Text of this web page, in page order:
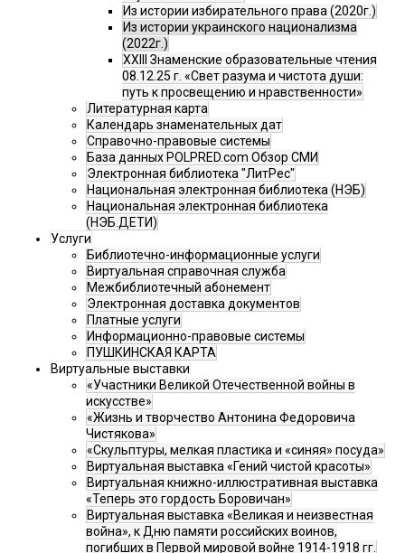
Из истории избирательного права (2020г.)
Из истории украинского национализма
(2022г.)
XXIII Знаменские образовательные чтения
08.12.25 г. «Свет разума и чистота души:
путь к просвещению и нравственности»
Литературная карта
Календарь знаменательных дат
Справочно-правовые системы
База данных POLPRED.com Обзор СМИ
Электронная библиотека "ЛитРес"
Национальная электронная библиотека (НЭБ)
Национальная электронная библиотека
(НЭБ.ДЕТИ)
Услуги
Библиотечно-информационные услуги
Виртуальная справочная служба
Межбиблиотечный абонемент
Электронная доставка документов
Платные услуги
Информационно-правовые системы
ПУШКИНСКАЯ КАРТА
Виртуальные выставки
«Участники Великой Отечественной войны в
искусстве»
«Жизнь и творчество Антонина Федоровича
Чистякова»
«Скульптуры, мелкая пластика и «синяя» посуда»
Виртуальная выставка «Гений чистой красоты»
Виртуальная книжно-иллюстративная выставка
«Теперь это гордость Боровичан»
Виртуальная выставка «Великая и неизвестная
война», к Дню памяти российских воинов,
погибших в Первой мировой войне 1914-1918 гг.